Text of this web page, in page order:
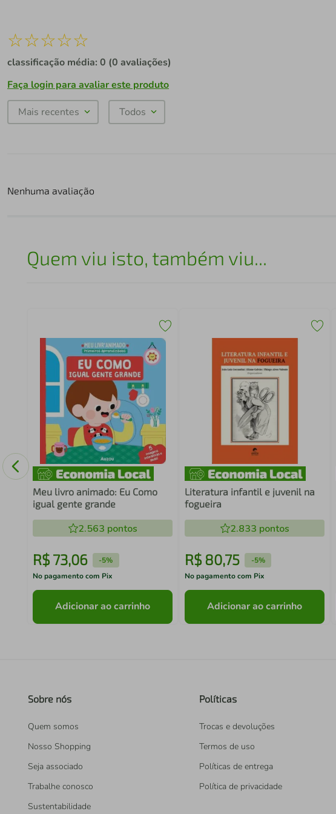
☆☆☆☆☆
classificação média: 0 (0 avaliações)
Faça login para avaliar este produto
Mais recentes Todos
Nenhuma avaliação
Quem viu isto, também viu...
Meu livro animado: Eu Como
igual gente grande
2.563 pontos
R$ 73,06 -5%
No pagamento com Pix
Adicionar ao carrinho
Literatura infantil e juvenil na
fogueira
2.833 pontos
R$ 80,75 -5%
No pagamento com Pix
Adicionar ao carrinho
Sobre nós
Quem somos
Nosso Shopping
Seja associado
Trabalhe conosco
Sustentabilidade
Políticas
Trocas e devoluções
Termos de uso
Políticas de entrega
Política de privacidade